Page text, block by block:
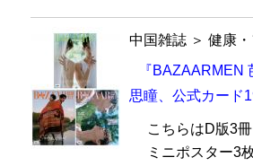
中国雑誌 ＞ 健康
『BAZAARMEN
思瞳、公式カード
こちらはD版3
ミニポスター3